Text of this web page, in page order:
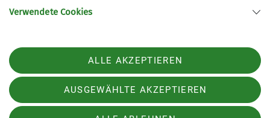
94315 Straubing
Telefon +49942180965
Verwendete Cookies
ALLE AKZEPTIEREN
AUSGEWÄHLTE AKZEPTIEREN